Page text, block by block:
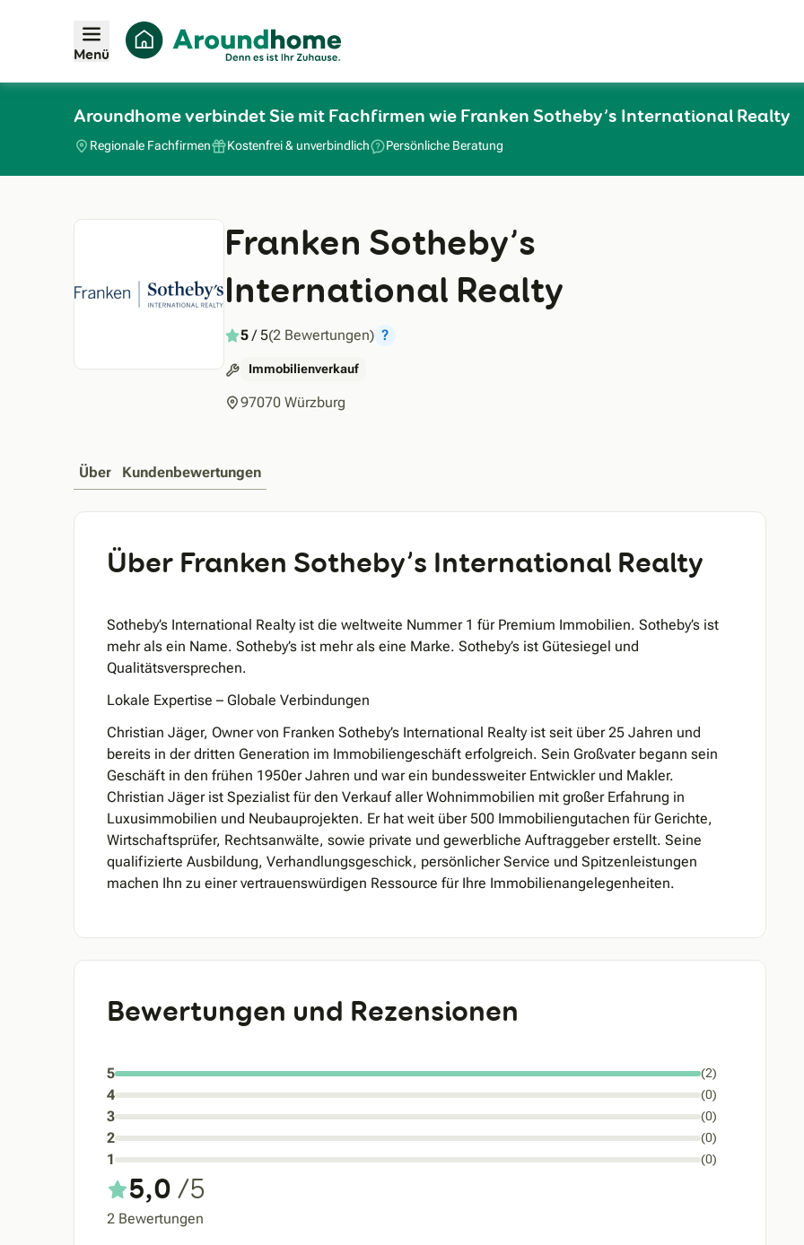
Menü
Aroundhome verbindet Sie mit Fachfirmen wie Franken Sotheby’s International Realty
Regionale Fachfirmen Kostenfrei & unverbindlich Persönliche Beratung
Franken Sotheby’s
International Realty
5/ 5(2 Bewertungen) ?
Immobilienverkauf
97070 Würzburg
Über Kundenbewertungen
Über Franken Sotheby’s International Realty
Sotheby’s International Realty ist die weltweite Nummer 1 für Premium Immobilien. Sotheby’s ist
mehr als ein Name. Sotheby’s ist mehr als eine Marke. Sotheby’s ist Gütesiegel und
Qualitätsversprechen.
Lokale Expertise – Globale Verbindungen
Christian Jäger, Owner von Franken Sotheby’s International Realty ist seit über 25 Jahren und
bereits in der dritten Generation im Immobiliengeschäft erfolgreich. Sein Großvater begann sein
Geschäft in den frühen 1950er Jahren und war ein bundessweiter Entwickler und Makler.
Christian Jäger ist Spezialist für den Verkauf aller Wohnimmobilien mit großer Erfahrung in
Luxusimmobilien und Neubauprojekten. Er hat weit über 500 Immobiliengutachen für Gerichte,
Wirtschaftsprüfer, Rechtsanwälte, sowie private und gewerbliche Auftraggeber erstellt. Seine
qualifizierte Ausbildung, Verhandlungsgeschick, persönlicher Service und Spitzenleistungen
machen Ihn zu einer vertrauenswürdigen Ressource für Ihre Immobilienangelegenheiten.
Bewertungen und Rezensionen
5 (2)
4 (0)
3 (0)
2 (0)
1 (0)
5,0 /5
2 Bewertungen